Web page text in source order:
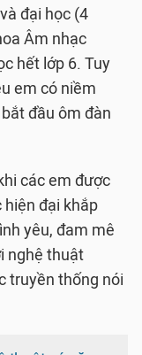
đại học (4
Âm nhạc
hết lớp 6. Tuy
em có niềm
đầu ôm đàn
các em được
đại khắp
yêu, đam mê
nghệ thuật
truyền thống nói